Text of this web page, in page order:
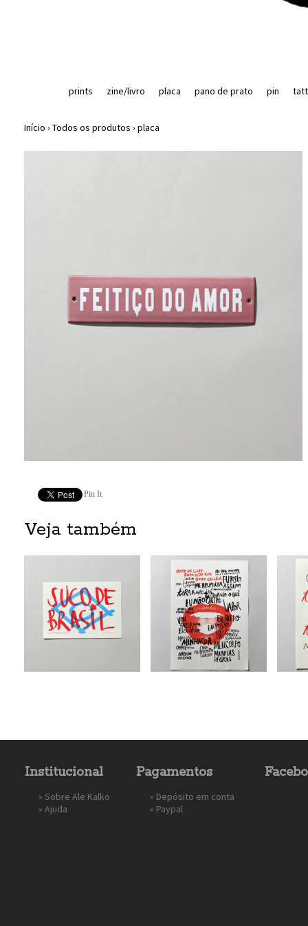
prints zine/livro placa pano de prato pin
Início › Todos os produtos › placa
Pin It
Veja também
Institucional
» Sobre Ale Kalko
» Ajuda
Pagamentos
» Depósito em conta
» Paypal